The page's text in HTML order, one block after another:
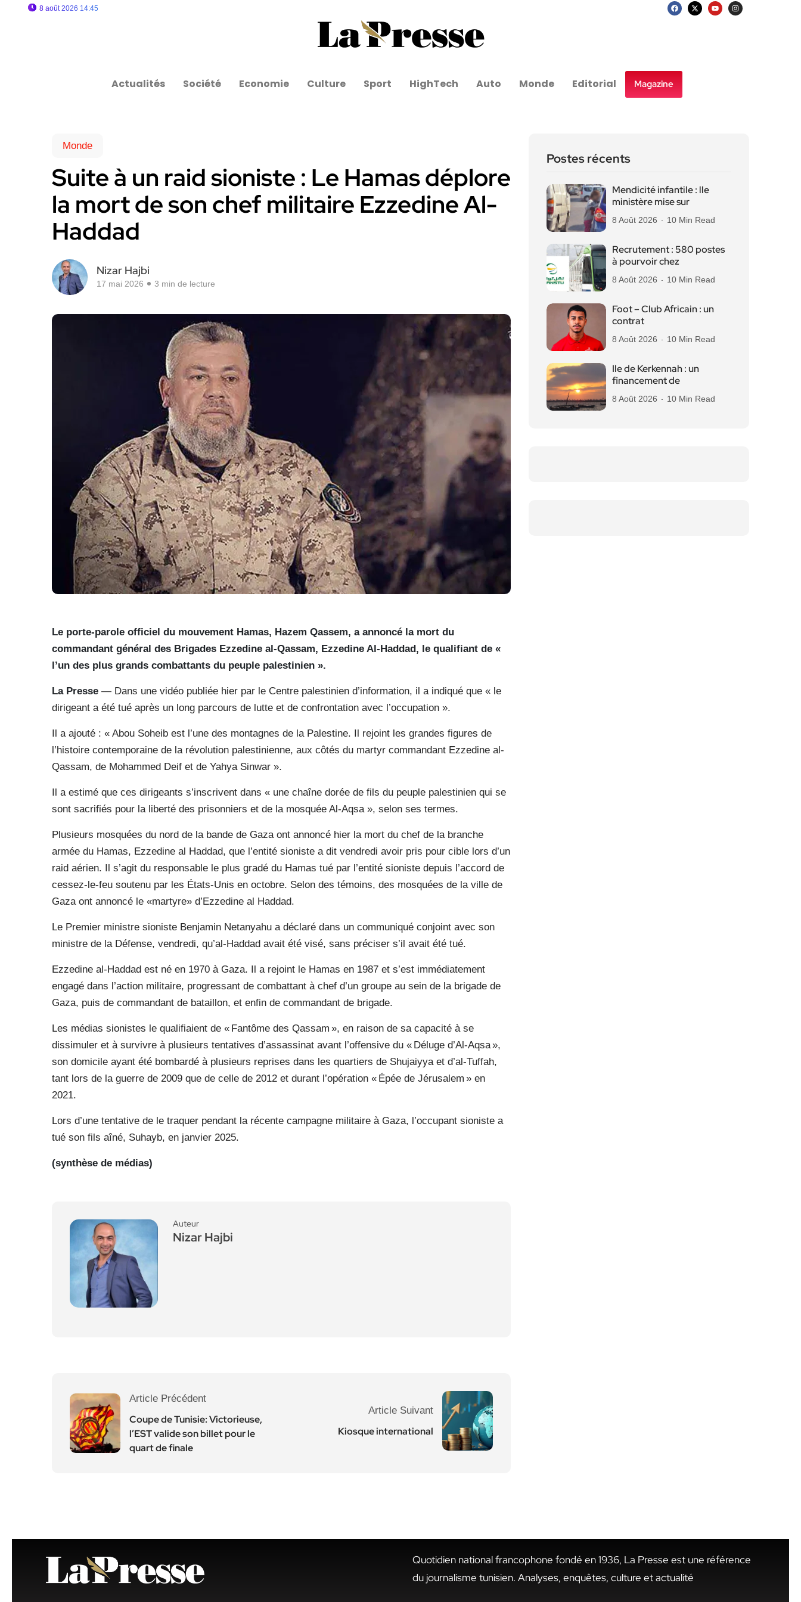
8 août 2026 14:45
Actualités Société Economie Culture Sport HighTech Auto Monde Editorial Magazine
Monde
Suite à un raid sioniste : Le Hamas déplore
la mort de son chef militaire Ezzedine Al-
Haddad
Nizar Hajbi
17 mai 2026 3 min de lecture
Le porte-parole officiel du mouvement Hamas, Hazem Qassem, a annoncé la mort du
commandant général des Brigades Ezzedine al-Qassam, Ezzedine Al-Haddad, le qualifiant de «
l’un des plus grands combattants du peuple palestinien ».
La Presse — Dans une vidéo publiée hier par le Centre palestinien d’information, il a indiqué que « le
dirigeant a été tué après un long parcours de lutte et de confrontation avec l’occupation ».
Il a ajouté : « Abou Soheib est l’une des montagnes de la Palestine. Il rejoint les grandes figures de
l’histoire contemporaine de la révolution palestinienne, aux côtés du martyr commandant Ezzedine al-
Qassam, de Mohammed Deif et de Yahya Sinwar ».
Il a estimé que ces dirigeants s’inscrivent dans « une chaîne dorée de fils du peuple palestinien qui se
sont sacrifiés pour la liberté des prisonniers et de la mosquée Al-Aqsa », selon ses termes.
Plusieurs mosquées du nord de ‌la bande ‌de ‌Gaza ont annoncé hier la mort du chef de la branche
armée du Hamas, Ezzedine al Haddad, que l’entité sioniste a dit vendredi avoir pris pour cible lors d’un
raid aérien. Il s’agit du responsable le plus gradé du Hamas tué par l’entité sioniste depuis l’accord de
cessez‑le‑feu soutenu par les États‑Unis en octobre. Selon des témoins, des ‌mosquées de la ville de
Gaza ont annoncé ‌le «martyre» d’Ezzedine al Haddad.
Le Premier ministre sioniste Benjamin Netanyahu a déclaré dans un communiqué conjoint avec son
ministre de la Défense, vendredi, qu’al‑Haddad avait été visé, sans préciser s’il avait été tué.
Ezzedine al-Haddad est né en 1970 à Gaza. Il a rejoint le Hamas en 1987 et s’est immédiatement
engagé dans l’action militaire, progressant de combattant à chef d’un groupe au sein de la brigade de
Gaza, puis de commandant de bataillon, et enfin de commandant de brigade.
Les médias sionistes le qualifiaient de « Fantôme des Qassam », en raison de sa capacité à se
dissimuler et à survivre à plusieurs tentatives d’assassinat avant l’offensive du « Déluge d’Al-Aqsa »,
son domicile ayant été bombardé à plusieurs reprises dans les quartiers de Shujaiyya et d’al-Tuffah,
tant lors de la guerre de 2009 que de celle de 2012 et durant l’opération « Épée de Jérusalem » en
2021.
Lors d’une tentative de le traquer pendant la récente campagne militaire à Gaza, l’occupant sioniste a
tué son fils aîné, Suhayb, en janvier 2025.
(synthèse de médias)
Auteur
Nizar Hajbi
Article Précédent
Coupe de Tunisie: Victorieuse,
l’EST valide son billet pour le
quart de finale
Article Suivant
Kiosque international
Postes récents
Mendicité infantile : lle
ministère mise sur
8 Août 2026 10 Min Read
Recrutement : 580 postes
à pourvoir chez
8 Août 2026 10 Min Read
Foot – Club Africain : un
contrat
8 Août 2026 10 Min Read
Ile de Kerkennah : un
financement de
8 Août 2026 10 Min Read
Quotidien national francophone fondé en 1936, La Presse est une référence
du journalisme tunisien. Analyses, enquêtes, culture et actualité